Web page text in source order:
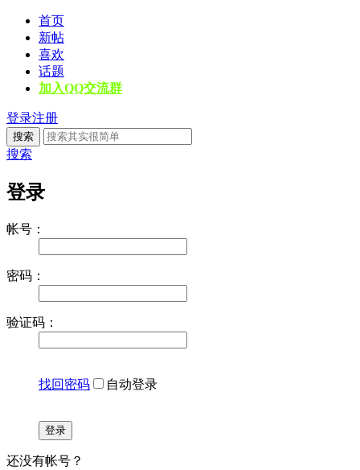
首页
新帖
喜欢
话题
加入QQ交流群
登录注册
搜索
搜索
登录
帐号：
密码：
验证码：
找回密码 自动登录
登录
还没有帐号？